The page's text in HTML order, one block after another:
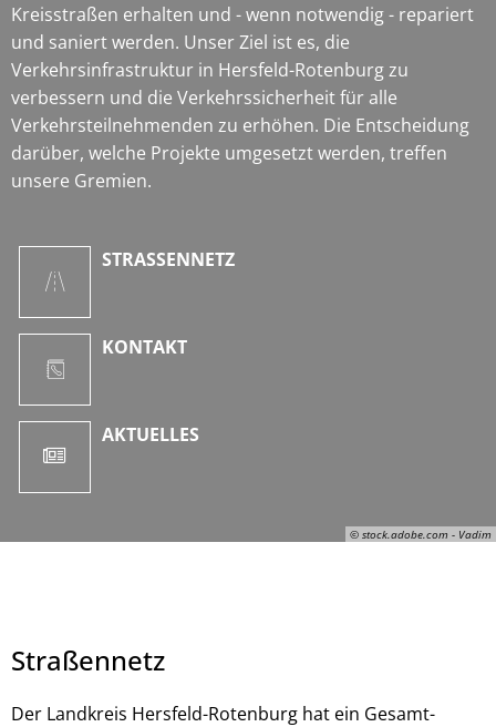
© stock.adobe.com - Vadim
Kreisstraßen erhalten und - wenn notwendig - repariert
und saniert werden. Unser Ziel ist es, die
Verkehrsinfrastruktur in Hersfeld-Rotenburg zu
verbessern und die Verkehrssicherheit für alle
Verkehrsteilnehmenden zu erhöhen. Die Entscheidung
darüber, welche Projekte umgesetzt werden, treffen
unsere Gremien.
STRASSENNETZ
KONTAKT
AKTUELLES
Straßennetz
Der Landkreis Hersfeld-Rotenburg hat ein Gesamt-